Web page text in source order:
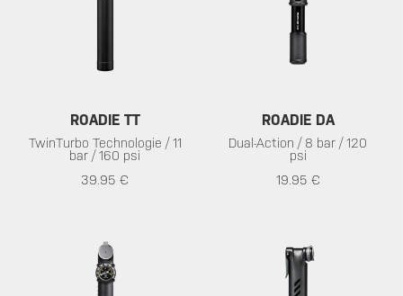
ROADIE TT
TwinTurbo Technologie / 11
bar / 160 psi
39.95 €
ROADIE DA
Dual-Action / 8 bar / 120
psi
19.95 €